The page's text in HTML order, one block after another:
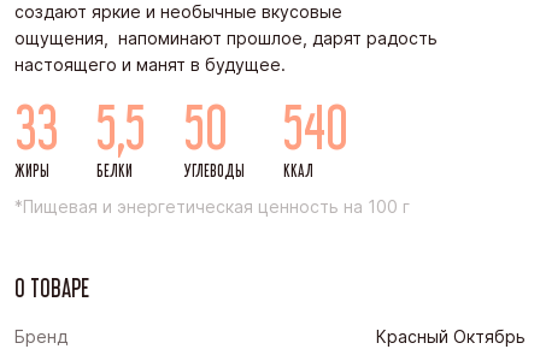
создают яркие и необычные вкусовые
ощущения, напоминают прошлое, дарят радость
настоящего и манят в будущее.
33
ЖИРЫ
5,5
БЕЛКИ
50
УГЛЕВОДЫ
540
ККАЛ
*Пищевая и энергетическая ценность на 100 г
О ТОВАРЕ
Бренд Красный Октябрь